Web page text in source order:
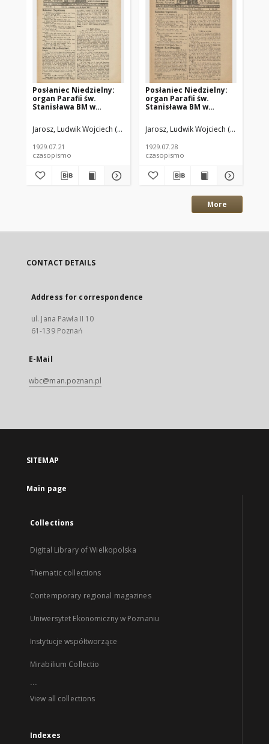
Posłaniec Niedzielny:
organ Parafii św.
Stanisława BM w
Archidiec. Poznańskiej
1929.07.21 R.3 Nr29
Jarosz, Ludwik Wojciech (1888-1935) red. Płotka, Leon (1889-1954)
1929.07.21
czasopismo
Posłaniec Niedzielny:
organ Parafii św.
Stanisława BM w
Archidiec. Poznańskiej
1929.07.28 R.3 Nr30
Jarosz, Ludwik Wojciech (1888-
1929.07.28
czasopismo
More
CONTACT DETAILS
Address for correspondence
ul. Jana Pawła II 10
61-139 Poznań
E-Mail
wbc@man.poznan.pl
SITEMAP
Main page
Collections
Digital Library of Wielkopolska
Thematic collections
Contemporary regional magazines
Uniwersytet Ekonomiczny w Poznaniu
Instytucje współtworzące
Mirabilium Collectio
...
View all collections
Indexes